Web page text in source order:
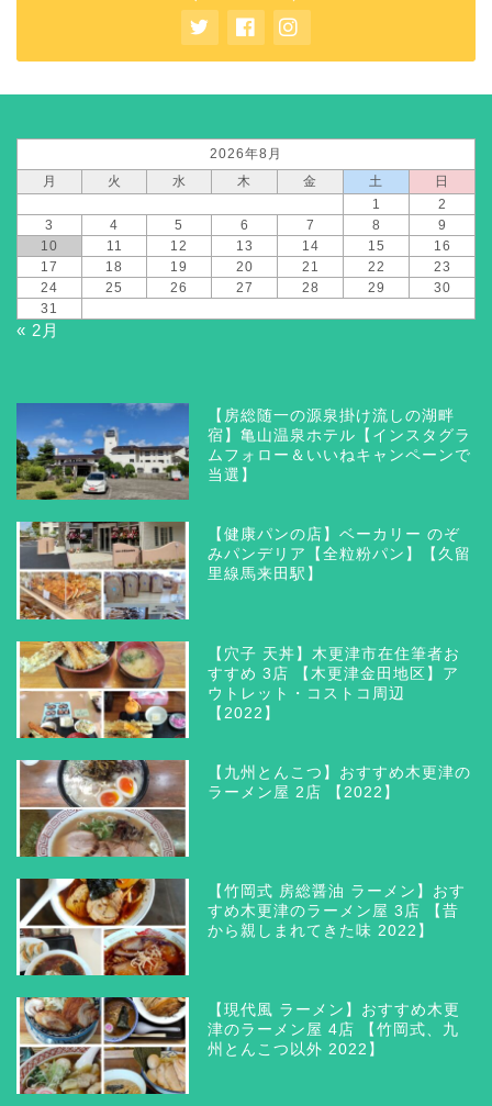
2026年8月
月
火 水 木 金 土
日
1
2
3
4 5 6 7 8
9
10
11 12 13 14 15
16
17
18 19 20 21 22
23
24
25 26 27 28 29
30
31
« 2月
【房総随一の源泉掛け流しの湖畔
宿】亀山温泉ホテル【インスタグラ
ムフォロー＆いいねキャンペーンで
当選】
【健康パンの店】ベーカリー のぞ
みパンデリア【全粒粉パン】【久留
里線馬来田駅】
【穴子 天丼】木更津市在住筆者お
すすめ 3店 【木更津金田地区】ア
ウトレット・コストコ周辺
【2022】
【九州とんこつ】おすすめ木更津の
ラーメン屋 2店 【2022】
【竹岡式 房総醤油 ラーメン】おす
すめ木更津のラーメン屋 3店 【昔
から親しまれてきた味 2022】
【現代風 ラーメン】おすすめ木更
津のラーメン屋 4店 【竹岡式、九
州とんこつ以外 2022】